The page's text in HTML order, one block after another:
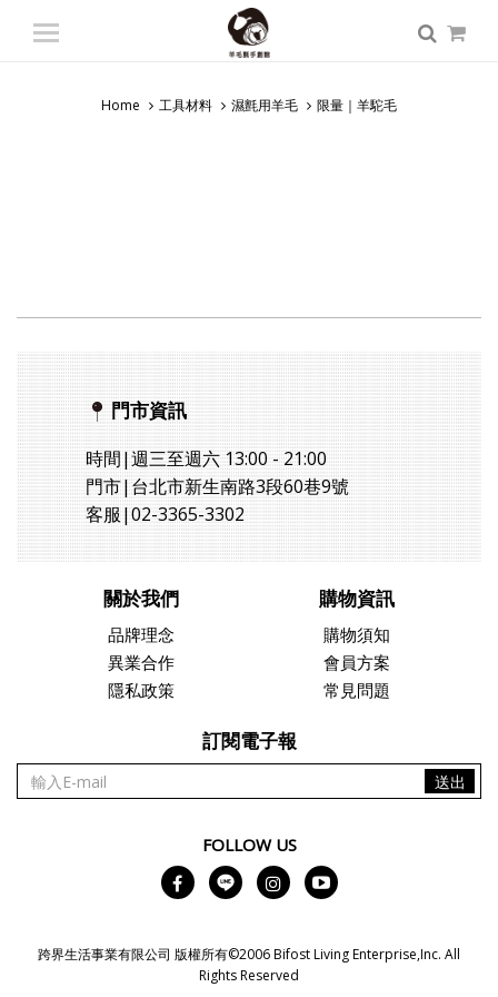
登入
商品總覽Home 工具材料 濕氈用羊毛 限量｜羊駝毛
門市資訊
時間|週三至週六 13:00 - 21:00
門市|台北市新生南路3段60巷9號
客服|02-3365-3302
關於我們
品牌理念
異業合作
隱私政策
購物資訊
購物須知
會員方案
常見問題
訂閱電子報
送出
FOLLOW US
跨界生活事業有限公司 版權所有©2006 Bifost Living Enterprise,Inc. All
Rights Reserved